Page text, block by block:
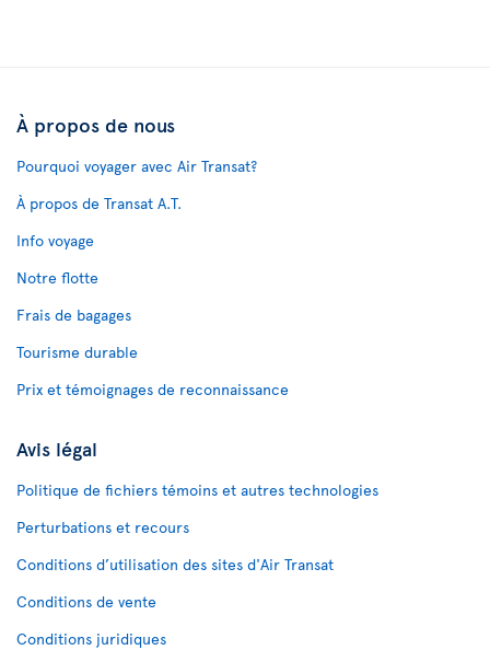
À propos de nous
Pourquoi voyager avec Air Transat?
À propos de Transat A.T.
Info voyage
Notre flotte
Frais de bagages
Tourisme durable
Prix et témoignages de reconnaissance
Avis légal
Politique de fichiers témoins et autres technologies
Perturbations et recours
Conditions d’utilisation des sites d'Air Transat
Conditions de vente
Conditions juridiques